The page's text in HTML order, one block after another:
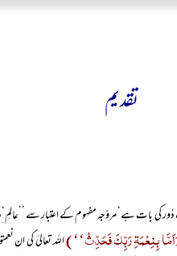
تقـدیم
کی بات ہے‘ مروّجہ مفہوم کے اعتبار سے
بِنِعْمَۃِ رَبِّکَ فَحَدِّثْ‘‘)اللہ تعالیٰ کی ان